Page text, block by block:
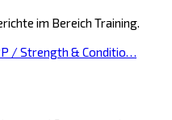
im Bereich Training.
/ Strength & Conditio…